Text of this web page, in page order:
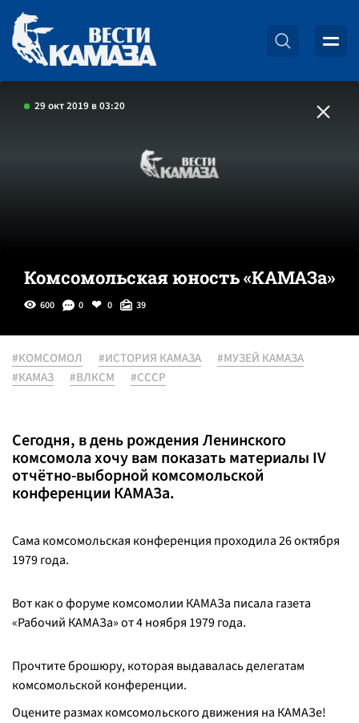
29 окт 2019 в 03:20
Комсомольская юность «КАМАЗа»
600 0 0 39
#КОМСОМОЛ #ИСТОРИЯ КАМАЗА
#МУЗЕЙ КАМАЗА
#КАМАЗ
#ВЛКСМ #СССР
Сегодня, в день рождения Ленинского
комсомола хочу вам показать материалы IV
отчётно-выборной комсомольской
конференции КАМАЗа.
Сама комсомольская конференция проходила 26 октября
1979 года.
Вот как о форуме комсомолии КАМАЗа писала газета
«Рабочий КАМАЗа» от 4 ноября 1979 года.
Прочтите брошюру, которая выдавалась делегатам
комсомольской конференции.
Оцените размах комсомольского движения на КАМАЗе!